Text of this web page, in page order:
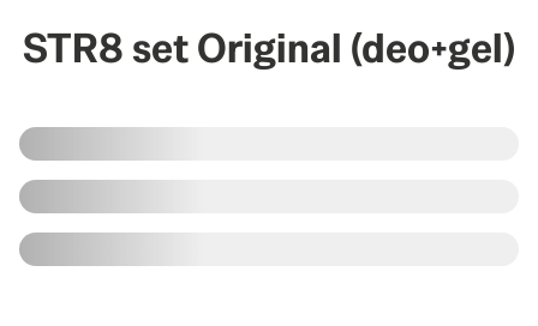
STR8 set Original (deo+gel)